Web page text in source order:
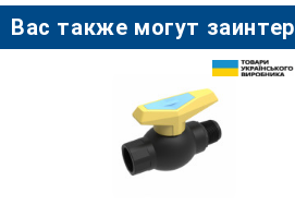
Вас также могут